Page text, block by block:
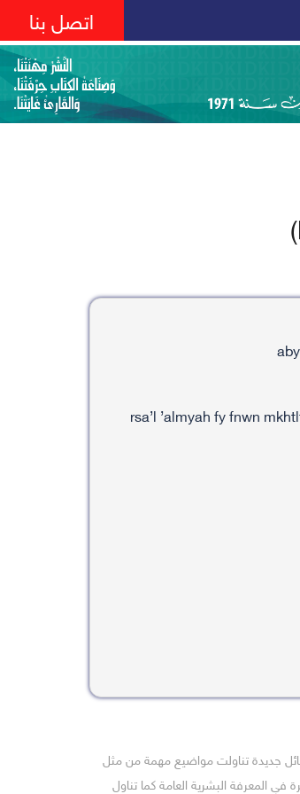
اتصل بنا
جديدة تناولت مواضيع مهمة من مثل
في المعرفة البشرية العامة كما تناول